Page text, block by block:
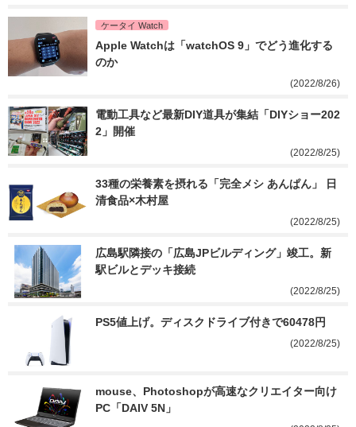
ケータイ Watch
Apple Watchは「watchOS 9」でどう進化する
のか
(2022/8/26)
電動工具など最新DIY道具が集結「DIYショー202
2」開催
(2022/8/25)
33種の栄養素を摂れる「完全メシ あんぱん」 日
清食品×木村屋
(2022/8/25)
広島駅隣接の「広島JPビルディング」竣工。新
駅ビルとデッキ接続
(2022/8/25)
PS5値上げ。ディスクドライブ付きで60478円
(2022/8/25)
mouse、Photoshopが高速なクリエイター向け
PC「DAIV 5N」